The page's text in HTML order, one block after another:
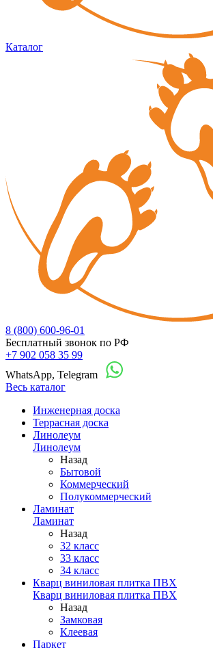
Каталог
8 (800) 600-96-01
Бесплатный звонок по РФ
+7 902 058 35 99
WhatsApp, Telegram
Весь каталог
Инженерная доска
Террасная доска
Линолеум
Линолеум
Назад
Бытовой
Коммерческий
Полукоммерческий
Ламинат
Ламинат
Назад
32 класс
33 класс
34 класс
Кварц виниловая плитка ПВХ
Кварц виниловая плитка ПВХ
Назад
Замковая
Клеевая
Паркет